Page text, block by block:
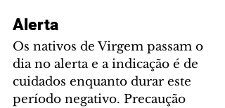
Alerta
Os nativos de Virgem passam o
dia no alerta e a indicação é de
cuidados enquanto durar este
período negativo. Precaução